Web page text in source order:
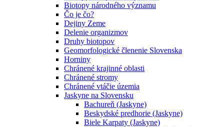
Biotopy národného významu
Čo je čo?
Dejiny Zeme
Delenie organizmov
Druhy biotopov
Geomorfologické členenie Slovenska
Horniny
Chránené krajinné oblasti
Chránené stromy
Chránené vtáčie územia
Jaskyne na Slovensku
Bachureň (Jaskyne)
Beskydské predhorie (Jaskyne)
Biele Karpaty (Jaskyne)